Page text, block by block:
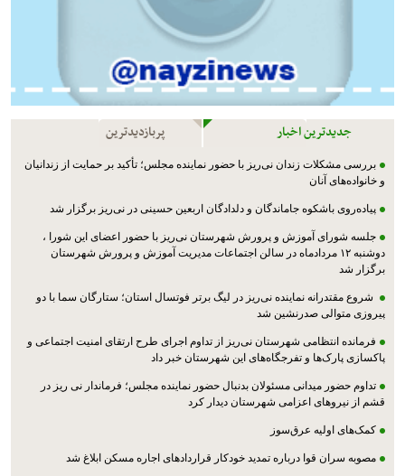
جدیدترین اخبار پربازدیدترین
بررسی مشکلات زندان نی‌ریز با حضور نماینده مجلس؛ تأکید بر حمایت از زندانیان
و خانواده‌های آنان
پیاده‌روی باشکوه جاماندگان و دلدادگان اربعین حسینی در نی‌ریز برگزار شد
جلسه شورای آموزش و پرورش شهرستان نی‌ریز با حضور اعضای این شورا ،
دوشنبه ۱۲ مردادماه در سالن اجتماعات مدیریت آموزش و پرورش شهرستان
برگزار شد
شروع مقتدرانه نماینده نی‌ریز در لیگ برتر فوتسال استان؛ ستارگان سما با دو
پیروزی متوالی صدرنشین شد
فرمانده انتظامی شهرستان نی‌ریز از تداوم اجرای طرح ارتقای امنیت اجتماعی و
پاکسازی پارک‌ها و تفرجگاه‌های این شهرستان خبر داد
تداوم حضور میدانی مسئولان بدنبال حضور نماینده مجلس؛ فرماندار نی ریز در
قشم از نیروهای اعزامی شهرستان دیدار کرد
کمک‌های اولیه عرق‌سوز
مصوبه سران قوا درباره تمدید خودکار قراردادهای اجاره مسکن ابلاغ شد